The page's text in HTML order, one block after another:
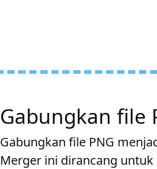
Gabungkan file
Gabungkan file PNG
Merger ini dirancang